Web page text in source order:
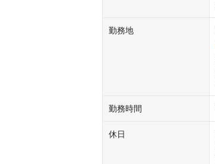
勤務地
勤務時間
休日